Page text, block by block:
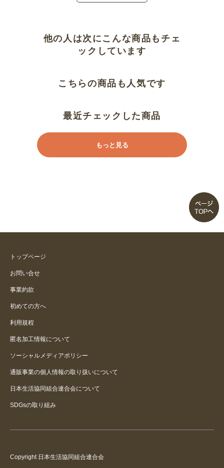
他の人は次にこんな商品もチェ
ックしています
こちらの商品も人気です
最近チェックした商品
もっと見る
トップページ
お問い合せ
事業約款
初めての方へ
利用規程
匿名加工情報について
ソーシャルメディアポリシー
通販事業の個人情報の取り扱いについて
日本生活協同組合連合会について
SDGsの取り組み
Copyright 日本生活協同組合連合会